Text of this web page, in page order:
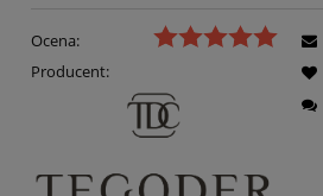
Ocena:
Producent: